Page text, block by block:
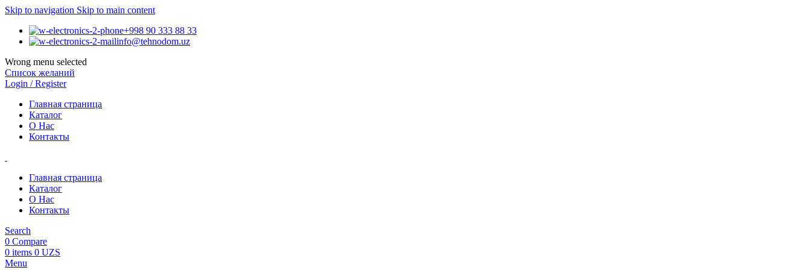
Skip to navigation Skip to main content
+998 90 333 88 33
info@tehnodom.uz
Wrong menu selected
Список желаний
Login / Register
Главная страница
Каталог
О Нас
Контакты
Главная страница
Каталог
О Нас
Контакты
Search
0 Compare
0 items 0 UZS
Menu